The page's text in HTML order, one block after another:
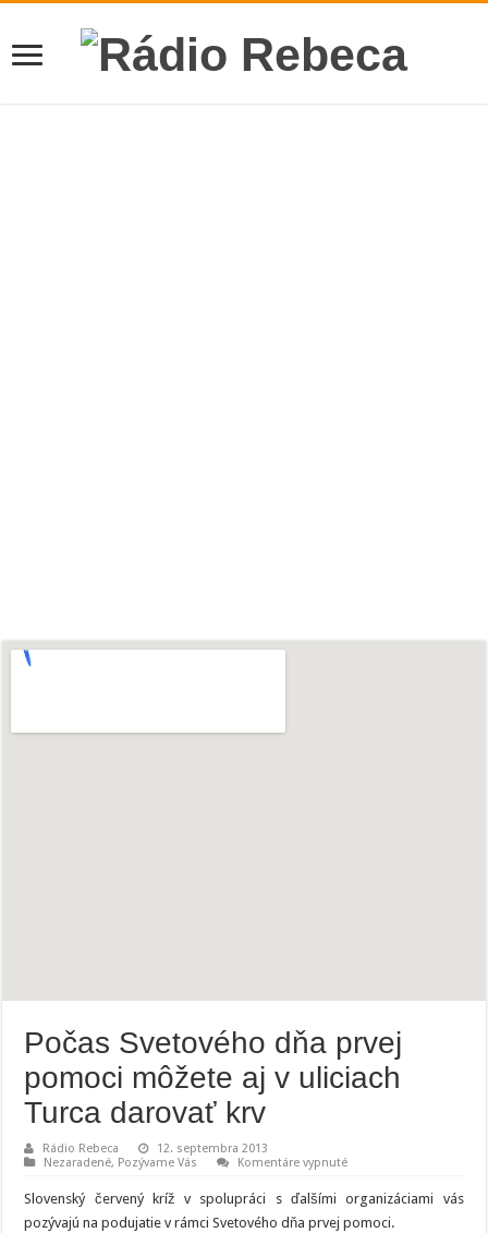
Počas Svetového dňa prvej
pomoci môžete aj v uliciach
Turca darovať krv
Rádio Rebeca
12. septembra 2013
Nezaradené, Pozývame Vás Komentáre vypnuténa
Svetového
dňa
prvej
Slovenský červený kríž v spolupráci s ďalšími organizáciami vás
pozývajú na podujatie v rámci Svetového dňa prvej pomoci.